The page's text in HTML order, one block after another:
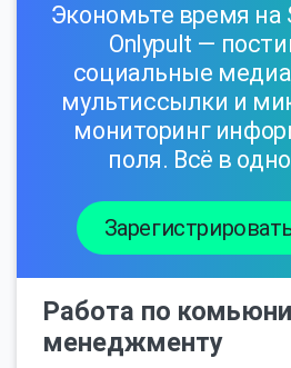
Экономьте время на
Onlypult —
социальные
мультиссылки и
мониторинг
поля. Всё в
Работа по
менеджменту